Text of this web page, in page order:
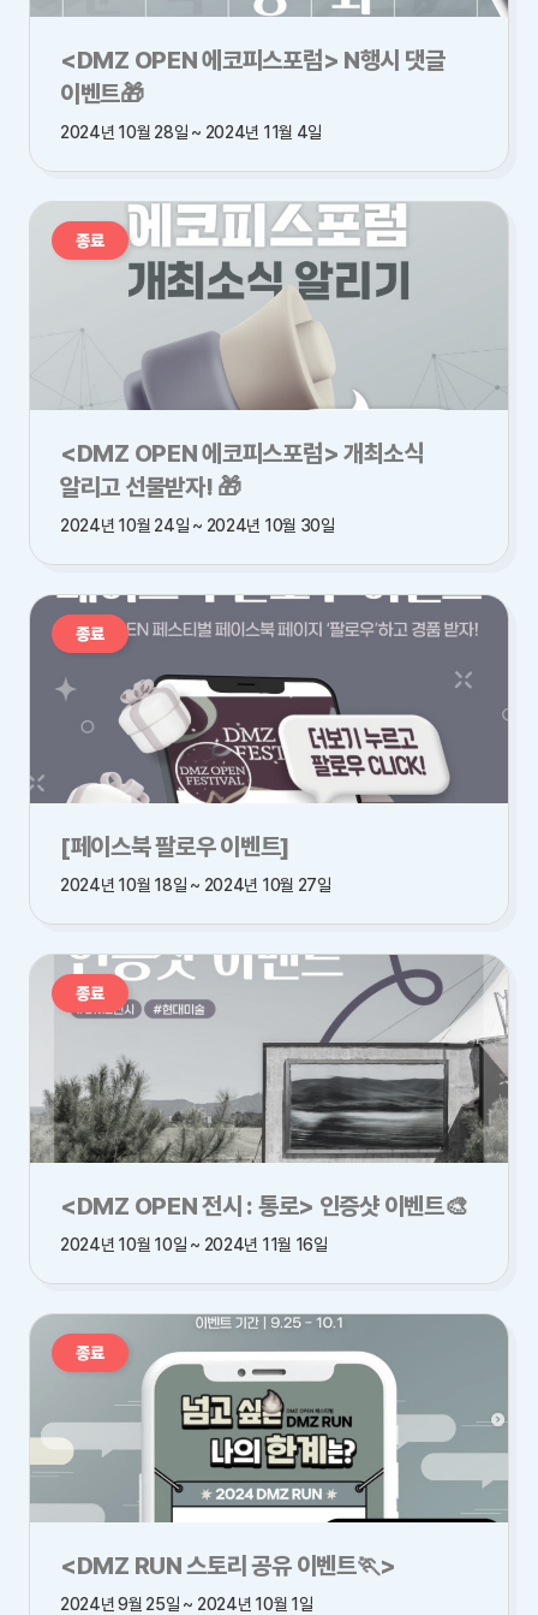
<DMZ OPEN 에코피스포럼> N행시 댓글
이벤트🎁
2024년 10월 28일 ~ 2024년 11월 4일
종료
<DMZ OPEN 에코피스포럼> 개최소식
알리고 선물받자! 🎁
2024년 10월 24일 ~ 2024년 10월 30일
종료
[페이스북 팔로우 이벤트]
2024년 10월 18일 ~ 2024년 10월 27일
종료
<DMZ OPEN 전시 : 통로> 인증샷 이벤트🎨
2024년 10월 10일 ~ 2024년 11월 16일
종료
<DMZ RUN 스토리 공유 이벤트🏃>
2024년 9월 25일 ~ 2024년 10월 1일